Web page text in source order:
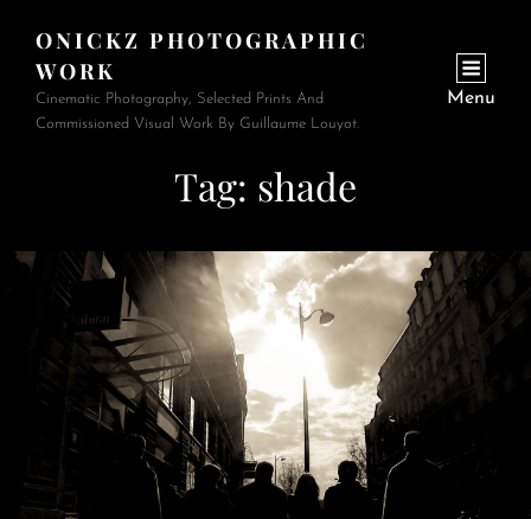
ONICKZ PHOTOGRAPHIC
WORK
Cinematic Photography, Selected Prints And
Commissioned Visual Work By Guillaume Louyot.
Menu
Tag: shade